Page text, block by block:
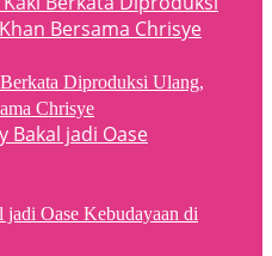
Diproduksi Ulang,
Chrisye
Oase Kebudayaan di